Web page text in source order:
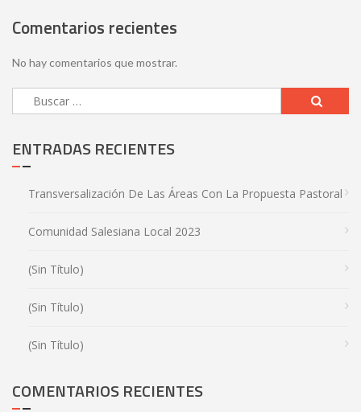
Comentarios recientes
No hay comentarios que mostrar.
ENTRADAS RECIENTES
Transversalización De Las Áreas Con La Propuesta Pastoral
Comunidad Salesiana Local 2023
(sin Título)
(sin Título)
(sin Título)
COMENTARIOS RECIENTES